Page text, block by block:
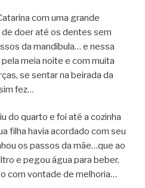
com uma grande
doer até os dentes sem
da mandíbula… e nessa
meia noite e com muita
se sentar na beirada da
fez…
do quarto e foi até a cozinha
filha havia acordado com seu
os passos da mãe…que ao
e pegou água para beber,
com vontade de melhoria…